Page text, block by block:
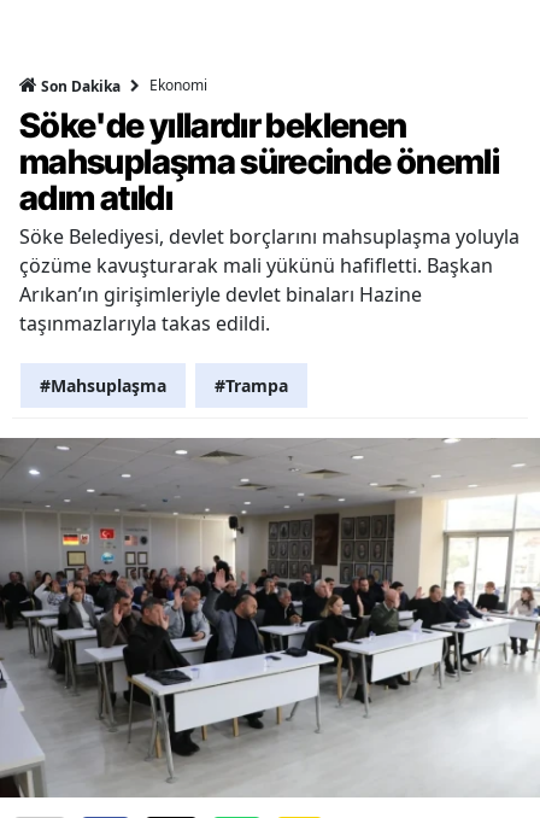
Son Dakika Ekonomi
Söke'de yıllardır beklenen
mahsuplaşma sürecinde önemli
adım atıldı
Söke Belediyesi, devlet borçlarını mahsuplaşma yoluyla
çözüme kavuşturarak mali yükünü hafifletti. Başkan
Arıkan’ın girişimleriyle devlet binaları Hazine
taşınmazlarıyla takas edildi.
#Mahsuplaşma #Trampa